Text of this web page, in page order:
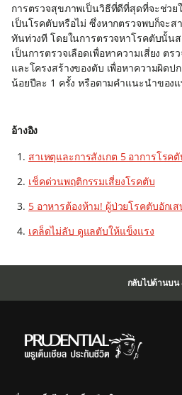
การตรวจสุขภาพเป็นวิธีที่ดีที่สุดที่จะช่วย
เป็นโรคตับหรือไม่ ซึ่งหากตรวจพบก็จะส
ทันท่วงที โดยในการตรวจหาโรคตับนั้น
เป็นการตรวจเลือดเพื่อหาความเสี่ยง ต
และโครงสร้างของตับ เพื่อหาความผิดป
น้อยปีละ 1 ครั้ง หรือตามคำแนะนำของ
อ้างอิง
สาเหตุและการสังเกต 5 อาการโรค
เช็คด่วนพฤติกรรมเสี่ยงโรคตับ
5 อาหารต้องห้าม! ผู้ป่วยโรคตับอักเส
เคล็ดไม่ลับ ดูแลตับให้แข็งแรง
กลับไปด้านบน